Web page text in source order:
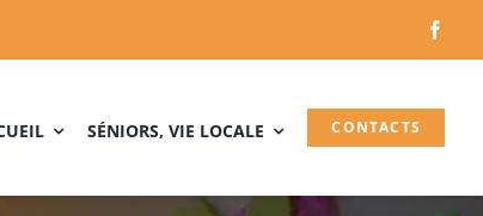
SÉNIORS, VIE LOCALE CONTACTS